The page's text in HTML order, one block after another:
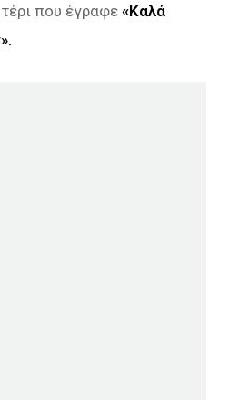
που έγραφε «Καλά